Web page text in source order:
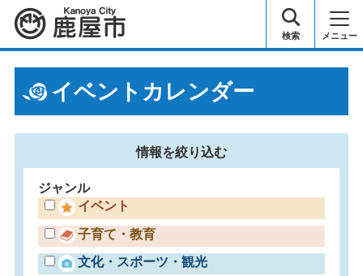
鹿屋市 検索 メニュー
イベントカレンダー
情報を絞り込む
ジャンル
イベント
子育て・教育
文化・スポーツ・観光